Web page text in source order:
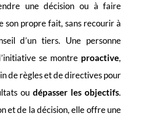
une décision ou à faire
son propre fait, sans recourir à
d’un tiers. Une personne
se montre proactive,
de règles et de directives pour
oudépasser les objectifs.
et de la décision, elle offre une